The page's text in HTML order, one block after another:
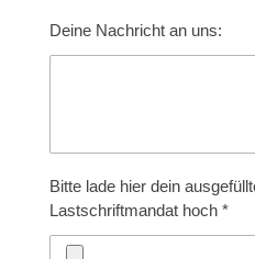
Deine Nachricht an uns:
Bitte lade hier dein
Lastschriftmandat hoch *